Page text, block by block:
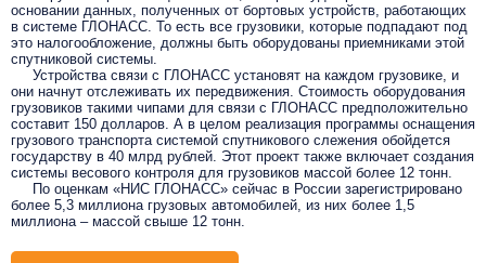
основании данных, полученных от бортовых устройств, работающих
в системе ГЛОНАСС. То есть все грузовики, которые подпадают под
это налогообложение, должны быть оборудованы приемниками этой
спутниковой системы.
Устройства связи с ГЛОНАСС установят на каждом грузовике, и
они начнут отслеживать их передвижения. Стоимость оборудования
грузовиков такими чипами для связи с ГЛОНАСС предположительно
составит 150 долларов. А в целом реализация программы оснащения
грузового транспорта системой спутникового слежения обойдется
государству в 40 млрд рублей. Этот проект также включает создания
системы весового контроля для грузовиков массой более 12 тонн.
По оценкам «НИС ГЛОНАСС» сейчас в России зарегистрировано
более 5,3 миллиона грузовых автомобилей, из них более 1,5
миллиона – массой свыше 12 тонн.